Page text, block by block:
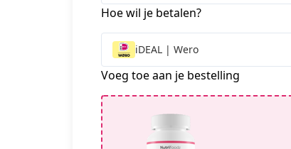
Staten
Hoe wil je betalen?
iDEAL | Wero
Voeg toe aan je bestelling